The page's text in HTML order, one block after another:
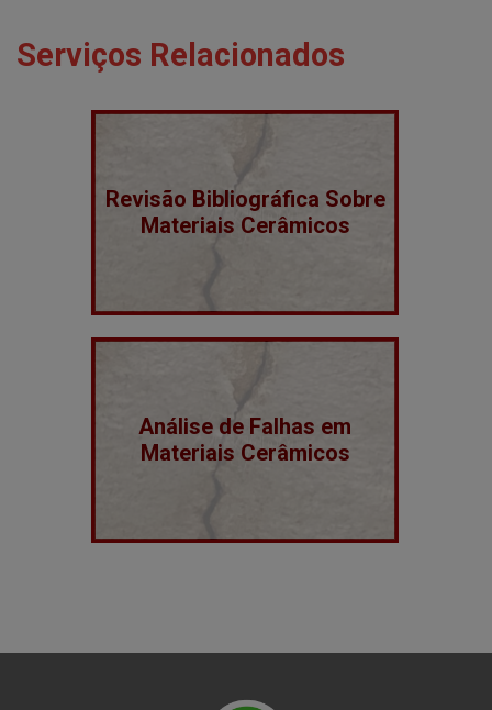
Serviços Relacionados
Revisão Bibliográfica Sobre
Materiais Cerâmicos
Análise de Falhas em
Materiais Cerâmicos